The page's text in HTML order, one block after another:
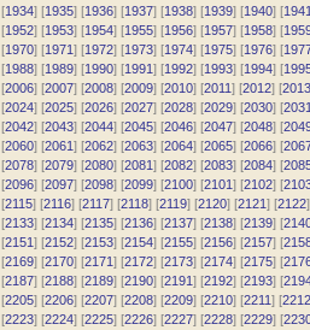
[1934] [1935] [1936] [1937] [1938] [1939] [1940] [1941
[1952] [1953] [1954] [1955] [1956] [1957] [1958] [
[1970] [1971] [1972] [1973] [1974] [1975] [1976] [
[1988] [1989] [1990] [1991] [1992] [1993] [1994] [
[2006] [2007] [2008] [2009] [2010] [2011] [2012] [2013
[2024] [2025] [2026] [2027] [2028] [2029] [2030] [2031
[2042] [2043] [2044] [2045] [2046] [2047] [2048] [
[2060] [2061] [2062] [2063] [2064] [2065] [2066] [
[2078] [2079] [2080] [2081] [2082] [2083] [2084] [
[2096] [2097] [2098] [2099] [2100] [2101] [2102] [
[2115] [2116] [2117] [2118] [2119] [2120] [2121] [2122
[2133] [2134] [2135] [2136] [2137] [2138] [2139] [
[2151] [2152] [2153] [2154] [2155] [2156] [2157] [
[2169] [2170] [2171] [2172] [2173] [2174] [2175] [
[2187] [2188] [2189] [2190] [2191] [2192] [2193] [
[2205] [2206] [2207] [2208] [2209] [2210] [2211] [2212
[2223] [2224] [2225] [2226] [2227] [2228] [2229] [